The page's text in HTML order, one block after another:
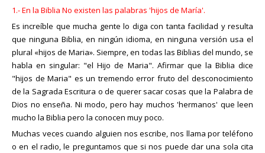
1.- En la Biblia No existen las palabras 'hijos de María'.
Es increíble que mucha gente lo diga con tanta facilidad y resulta
que ninguna Biblia, en ningún idioma, en ninguna versión usa el
plural «hijos de Maria». Siempre, en todas las Biblias del mundo, se
habla en singular: "el Hijo de Maria". Afirmar que la Biblia dice
"hijos de Maria" es un tremendo error fruto del desconocimiento
de la Sagrada Escritura o de querer sacar cosas que la Palabra de
Dios no enseña. Ni modo, pero hay muchos 'hermanos' que leen
mucho la Biblia pero la conocen muy poco.
Muchas veces cuando alguien nos escribe, nos llama por teléfono
o en el radio, le preguntamos que si nos puede dar una sola cita